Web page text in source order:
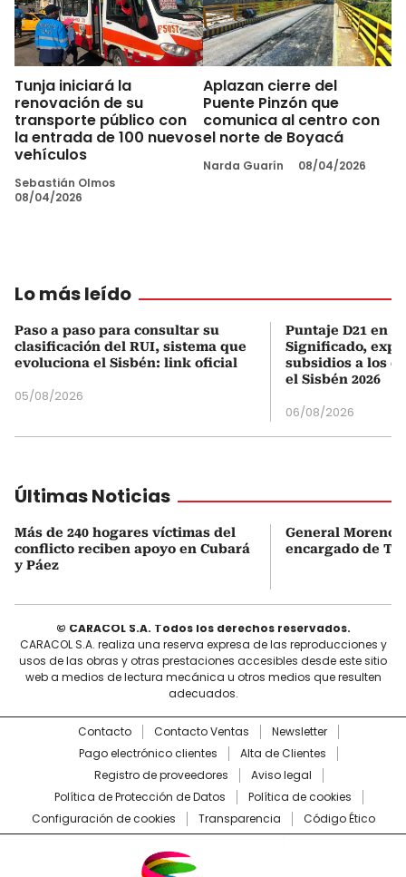
Tunja iniciará la
renovación de su
transporte público con
la entrada de 100 nuevos
vehículos
Sebastián Olmos
08/04/2026
Aplazan cierre del
Puente Pinzón que
comunica al centro con
el norte de Boyacá
Narda Guarín 08/04/2026
Lo más leído
Paso a paso para consultar su
clasificación del RUI, sistema que
evoluciona el Sisbén: link oficial
05/08/2026
Puntaje D21 en
Significado,
subsidios a los
el Sisbén 2026
06/08/2026
Últimas Noticias
Más de 240 hogares víctimas del
conflicto reciben apoyo en Cubará
y Páez
General Moreno
encargado de
© CARACOL S.A. Todos los derechos reservados.
CARACOL S.A. realiza una reserva expresa de las reproducciones y
usos de las obras y otras prestaciones accesibles desde este sitio
web a medios de lectura mecánica u otros medios que resulten
adecuados.
Contacto Contacto Ventas
Newsletter
Pago electrónico clientes
Alta de Clientes
Registro de proveedores
Aviso legal
Política de Protección de Datos
Política de cookies
Configuración de cookies
Transparencia Código Ético